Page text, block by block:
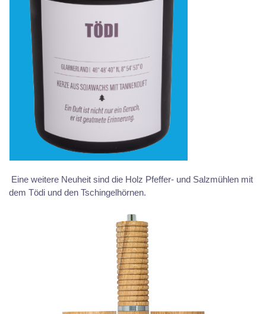
Eine weitere Neuheit sind die Holz Pfeffer- und Salzmühlen mit
dem Tödi und den Tschingelhörnen.